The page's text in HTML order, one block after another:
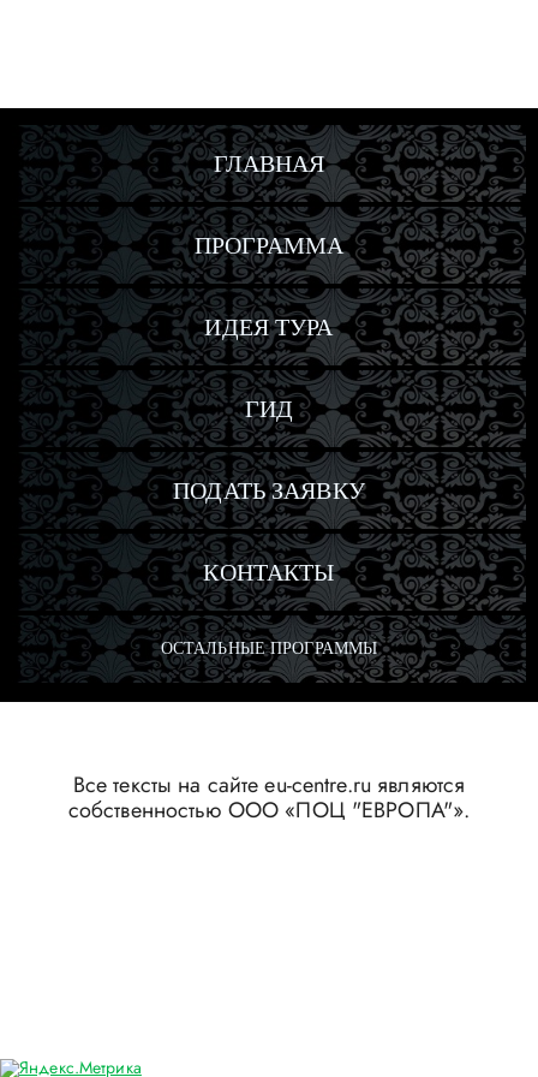
ГЛАВНАЯ
ПРОГРАММА
ИДЕЯТУРА
ГИД
ПОДАТЬЗАЯВКУ
КОНТАКТЫ
ОСТАЛЬНЫЕПРОГРАММЫ
Все тексты на сайте eu-centre.ru являются
собственностью ООО «ПОЦ "ЕВРОПА"».